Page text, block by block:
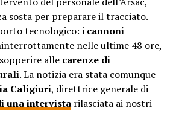
sosta per preparare il tracciato.
tecnologico: i cannoni
nelle ultime 48 ore,
allecarenze di
. La notizia era stata comunque
Caligiuri, direttrice generale di
una intervista rilasciata ai nostri